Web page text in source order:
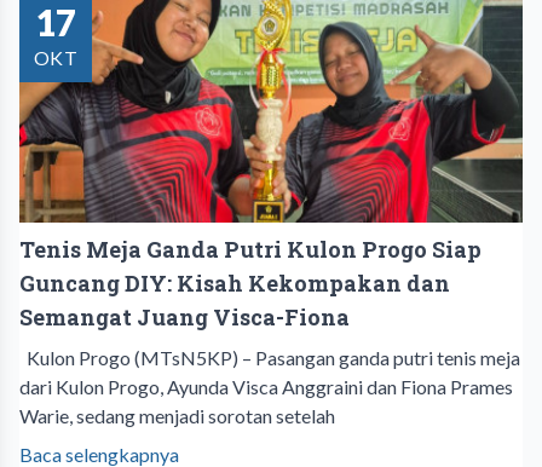
17
OKT
Tenis Meja Ganda Putri Kulon Progo Siap
Guncang DIY: Kisah Kekompakan dan
Semangat Juang Visca-Fiona
Kulon Progo (MTsN5KP) – Pasangan ganda putri tenis meja
dari Kulon Progo, Ayunda Visca Anggraini dan Fiona Prames
Warie, sedang menjadi sorotan setelah
Baca selengkapnya